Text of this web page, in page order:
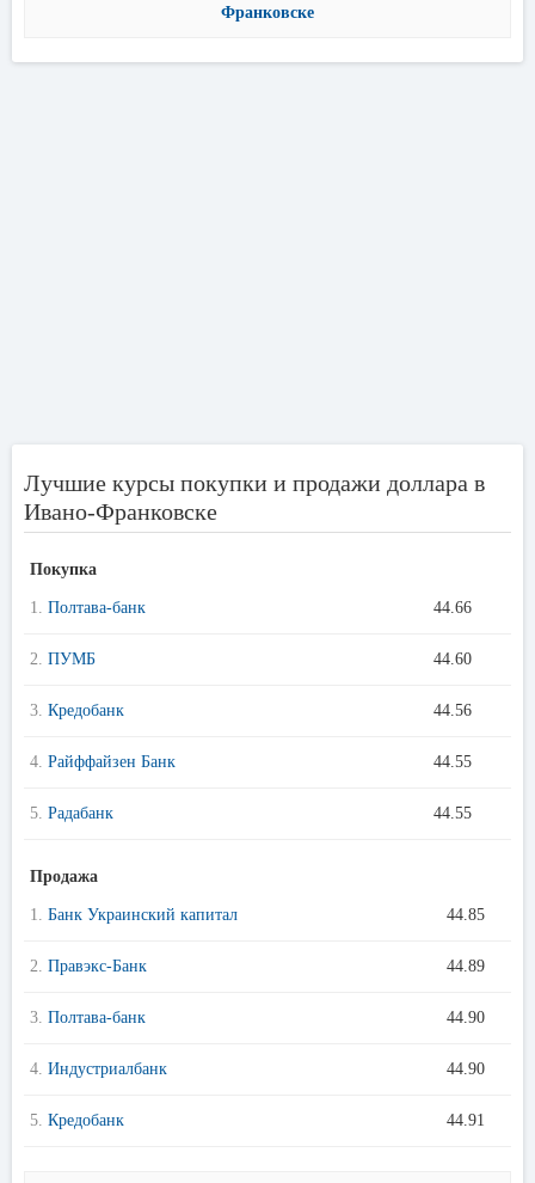
Франковске
Лучшие курсы покупки и продажи доллара в
Ивано-Франковске
Покупка
1. Полтава-банк 44.66
2. ПУМБ 44.60
3. Кредобанк 44.56
4. Райффайзен Банк 44.55
5. Радабанк 44.55
Продажа
1. Банк Украинский капитал 44.85
2. Правэкс-Банк 44.89
3. Полтава-банк 44.90
4. Индустриалбанк 44.90
5. Кредобанк 44.91